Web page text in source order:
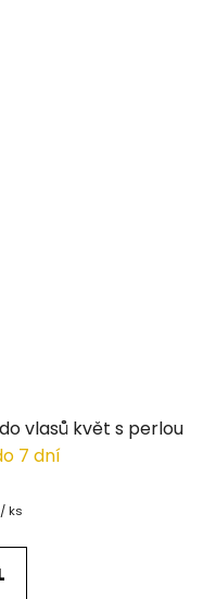
vlasů květ s perlou
7 dní
/ ks